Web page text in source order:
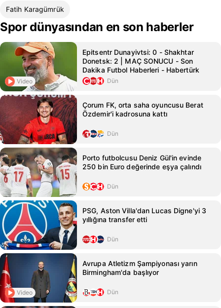
Fatih Karagümrük
Spor dünyasından en son haberler
Video
Epitsentr Dunayivtsi: 0 - Shakhtar
Donetsk: 2 | MAÇ SONUCU - Son
Dakika Futbol Haberleri - Habertürk
Dün
Çorum FK, orta saha oyuncusu Berat
Özdemir'i kadrosuna kattı
Dün
Porto futbolcusu Deniz Gül'in evinde
250 bin Euro değerinde eşya çalındı
Dün
PSG, Aston Villa'dan Lucas Digne'yi 3
yıllığına transfer etti
Dün
Video
Avrupa Atletizm Şampiyonası yarın
Birmingham'da başlıyor
Dün